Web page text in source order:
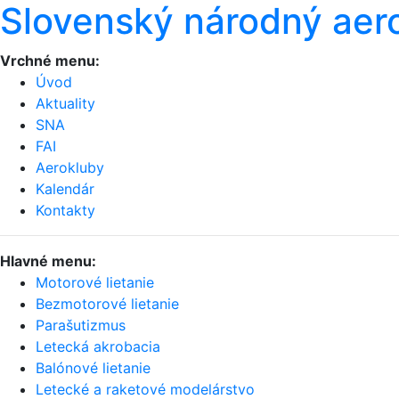
Slovenský národný
Vrchné menu:
Úvod
Aktuality
SNA
FAI
Aerokluby
Kalendár
Kontakty
Hlavné menu:
Motorové lietanie
Bezmotorové lietanie
Parašutizmus
Letecká akrobacia
Balónové lietanie
Letecké a raketové modelárstvo